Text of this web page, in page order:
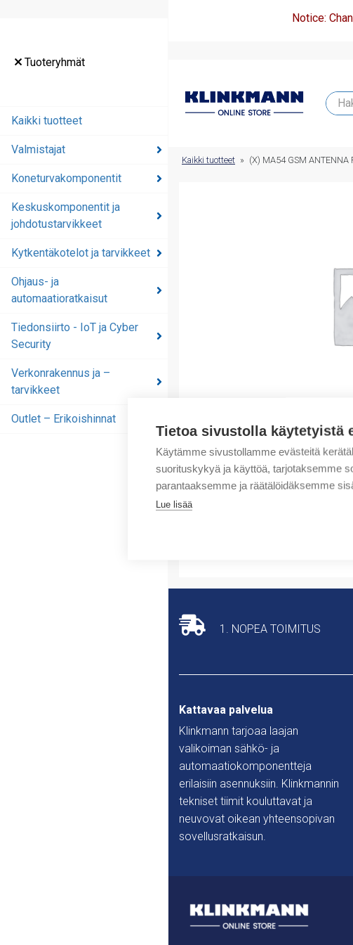
Tietoa sivustolla käytetyistä
Käytämme sivustollamme evästeitä
suorituskykyä ja käyttöä, tarjotaksemme
parantaaksemme ja räätälöidäksemme
Lue lisää
Tuoteryhmät
Kaikki tuotteet
Valmistajat
Koneturvakomponentit
Keskuskomponentit ja
johdotustarvikkeet
Kytkentäkotelot ja tarvikkeet
Ohjaus- ja
automaatioratkaisut
Tiedonsiirto - IoT ja Cyber
Security
Verkonrakennus ja –
tarvikkeet
Outlet – Erikoishinnat
Notice:
Outlet – Erikoishinnat
Kaikki tuotteet » (X) MA54 GSM ANTENNA
1. NOPEA TOIMITUS
Kattavaa palvelua
Klinkmann tarjoaa laajan
valikoiman sähkö- ja
automaatiokomponentteja
erilaisiin asennuksiin. Klinkmannin
tekniset tiimit kouluttavat ja
neuvovat oikean yhteensopivan
sovellusratkaisun.